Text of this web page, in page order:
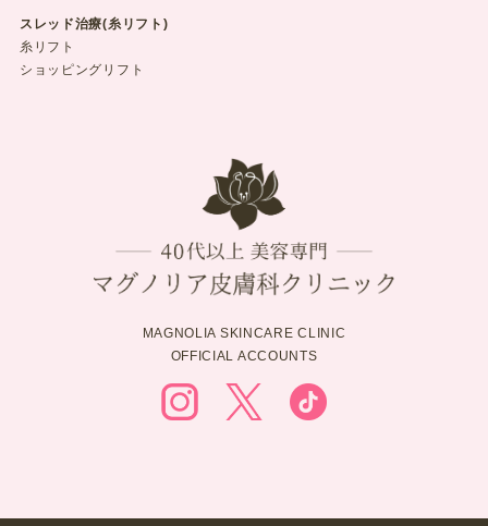
スレッド治療(糸リフト)
糸リフト
ショッピングリフト
MAGNOLIA SKINCARE CLINIC
OFFICIAL ACCOUNTS